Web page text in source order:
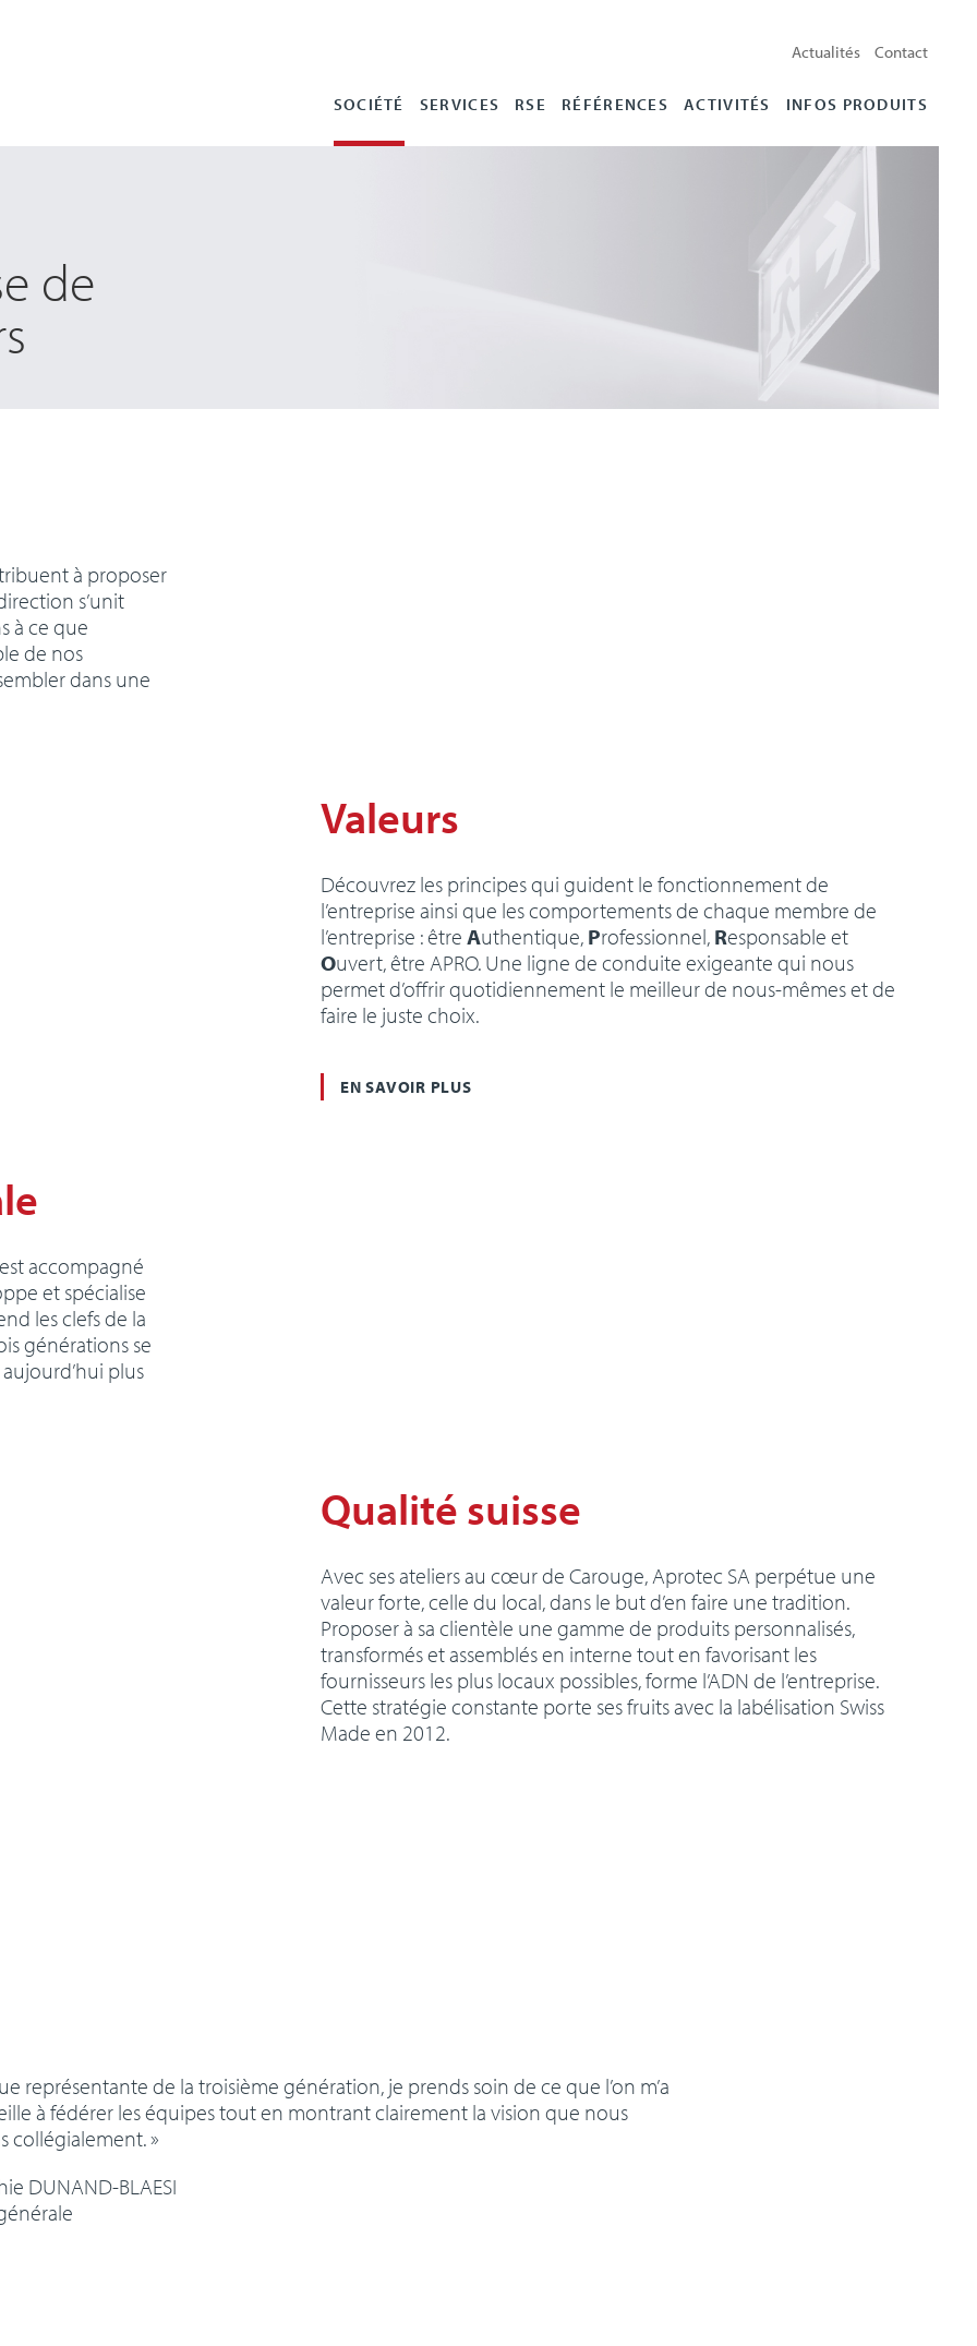
Actualités Contact
SOCIÉTÉ SERVICES RSE RÉFÉRENCES ACTIVITÉS INFOS PRODUITS
de
à proposer
s’unit
à ce que
de nos
dans une
Valeurs
Découvrez les principes qui guident le fonctionnement de
l’entreprise ainsi que les comportements de chaque membre de
l’entreprise : êtreAuthentique, Professionnel, Responsable et
Ouvert, être APRO. Une ligne de conduite exigeante qui nous
permet d’offrir quotidiennement le meilleur de nous-mêmes et de
faire le juste choix.
EN SAVOIR PLUS
accompagné
et spécialise
les clefs de la
générations se
plus
Qualité suisse
Avec ses ateliers au cœur de Carouge, Aprotec SA perpétue une
valeur forte, celle du local, dans le but d’en faire une tradition.
Proposer à sa clientèle une gamme de produits personnalisés,
transformés et assemblés en interne tout en favorisant les
fournisseurs les plus locaux possibles, forme l’ADN de l’entreprise.
Cette stratégie constante porte ses fruits avec la labélisation Swiss
Made en 2012.
représentante de la troisième génération, je prends soin de ce que l’on m’a
à fédérer les équipes tout en montrant clairement la vision que nous
collégialement. »
DUNAND-BLAESI